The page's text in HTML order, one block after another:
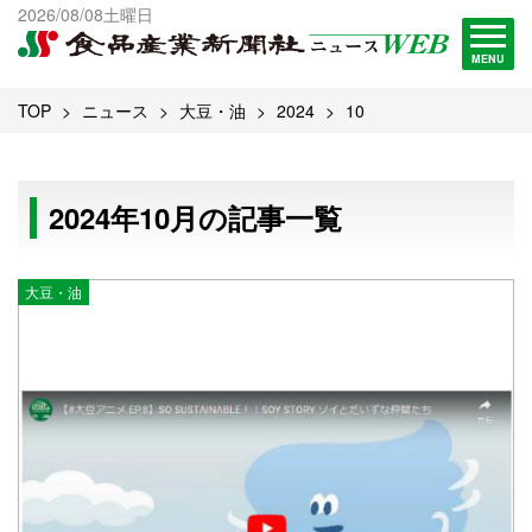
2026/08/08土曜日
MENU
出版物一覧へ
試読・購読申し込み
TOP ニュース 大豆・油 2024 10
2024年10月の記事一覧
大豆・油